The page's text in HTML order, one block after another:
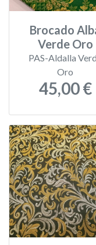
Brocado
Verde Oro
PAS-Aldalla
Oro
45,00 €